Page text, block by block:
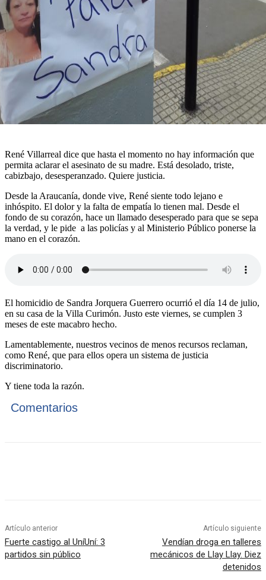
René Villarreal dice que hasta el momento no hay información que
permita aclarar el asesinato de su madre. Está desolado, triste,
cabizbajo, desesperanzado. Quiere justicia.
Desde la Araucanía, donde vive, René siente todo lejano e
inhóspito. El dolor y la falta de empatía lo tienen mal. Desde el
fondo de su corazón, hace un llamado desesperado para que se sepa
la verdad, y le pide a las policías y al Ministerio Público ponerse la
mano en el corazón.
El homicidio de Sandra Jorquera Guerrero ocurrió el día 14 de julio,
en su casa de la Villa Curimón. Justo este viernes, se cumplen 3
meses de este macabro hecho.
Lamentablemente, nuestros vecinos de menos recursos reclaman,
como René, que para ellos opera un sistema de justicia
discriminatorio.
Y tiene toda la razón.
Comentarios
Artículo anterior
Fuerte castigo al UníUní: 3
partidos sin público
Artículo siguiente
Vendían droga en talleres
mecánicos de Llay Llay. Diez
detenidos